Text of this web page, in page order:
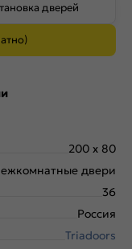
дверей
200 x 80
двери
36
Россия
Triadoors